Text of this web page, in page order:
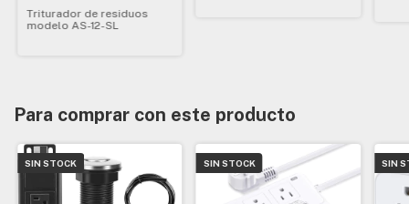
Triturador de residuos
modelo AS-12-SL
Para comprar con este producto
SIN STOCK SIN STOCK SIN